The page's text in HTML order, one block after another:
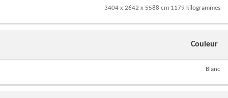
3404 x 2642 x 5588 cm 1179 kilogrammes
Couleur
Blanc